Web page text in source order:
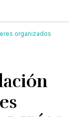
organizados